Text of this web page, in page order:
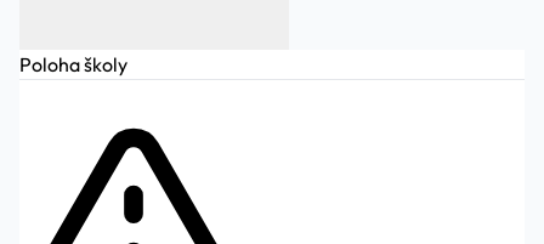
Poloha školy